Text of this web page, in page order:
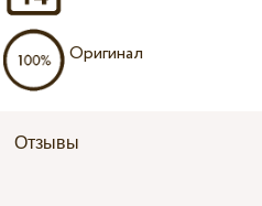
Оригинал
Отзывы